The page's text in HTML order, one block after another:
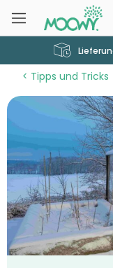
Tipps und Tricks